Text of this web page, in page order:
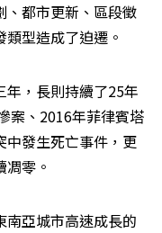
、都市更新、區段徵
型造成了迫遷。
年，長則持續了25年
案、2016年菲律賓塔
中發生死亡事件，更
零。
南亞城市高速成長的